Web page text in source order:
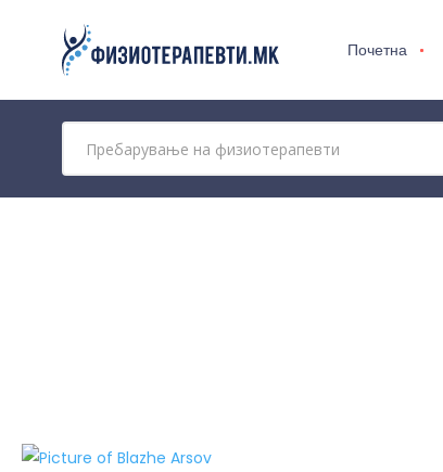
Почетна